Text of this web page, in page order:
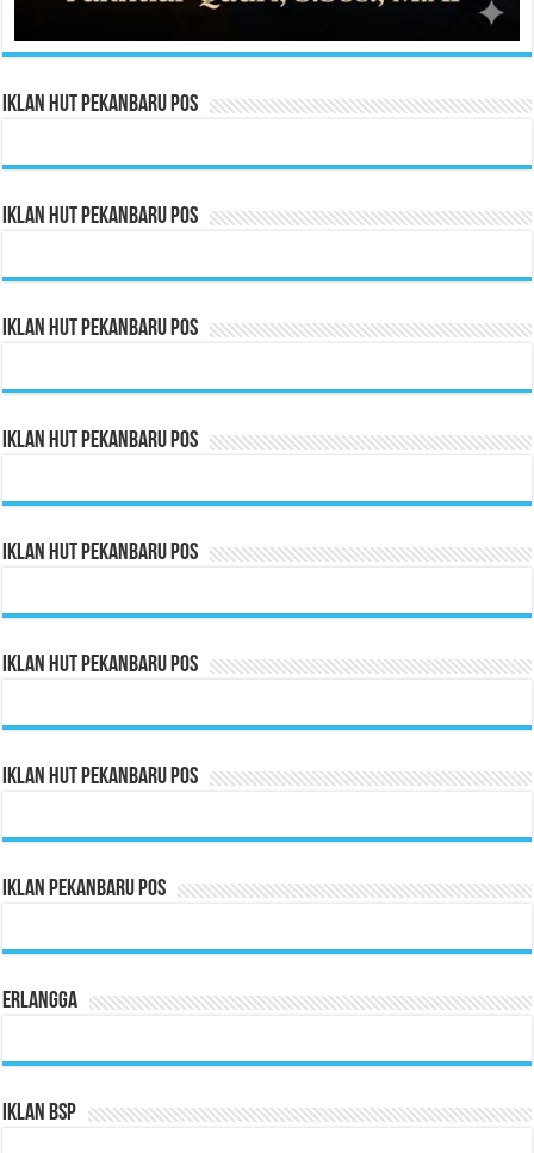
Iklan HUT Pekanbaru Pos
Iklan HUT Pekanbaru Pos
Iklan HUT Pekanbaru Pos
Iklan HUT Pekanbaru Pos
Iklan HUT Pekanbaru Pos
Iklan HUT Pekanbaru Pos
Iklan HUT Pekanbaru Pos
Iklan Pekanbaru Pos
Erlangga
Iklan BSP